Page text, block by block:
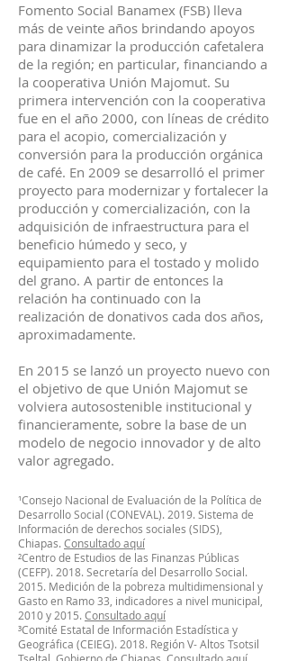
Fomento Social Banamex (FSB) lleva
más de veinte años brindando apoyos
para dinamizar la producción cafetalera
de la región; en particular, financiando a
la cooperativa Unión Majomut. Su
primera intervención con la cooperativa
fue en el año 2000, con líneas de crédito
para el acopio, comercialización y
conversión para la producción orgánica
de café. En 2009 se desarrolló el primer
proyecto para modernizar y fortalecer la
producción y comercialización, con la
adquisición de infraestructura para el
beneficio húmedo y seco, y
equipamiento para el tostado y molido
del grano. A partir de entonces la
relación ha continuado con la
realización de donativos cada dos años,
aproximadamente.
En 2015 se lanzó un proyecto nuevo con
el objetivo de que Unión Majomut se
volviera autosostenible institucional y
financieramente, sobre la base de un
modelo de negocio innovador y de alto
valor agregado.
¹Consejo Nacional de Evaluación de la Política de
Desarrollo Social (CONEVAL). 2019. Sistema de
Información de derechos sociales (SIDS),
Chiapas. Consultado aquí
²Centro de Estudios de las Finanzas Públicas
(CEFP). 2018. Secretaría del Desarrollo Social.
2015. Medición de la pobreza multidimensional y
Gasto en Ramo 33, indicadores a nivel municipal,
2010 y 2015. Consultado aquí
³Comité Estatal de Información Estadística y
Geográfica (CEIEG). 2018. Región V- Altos Tsotsil